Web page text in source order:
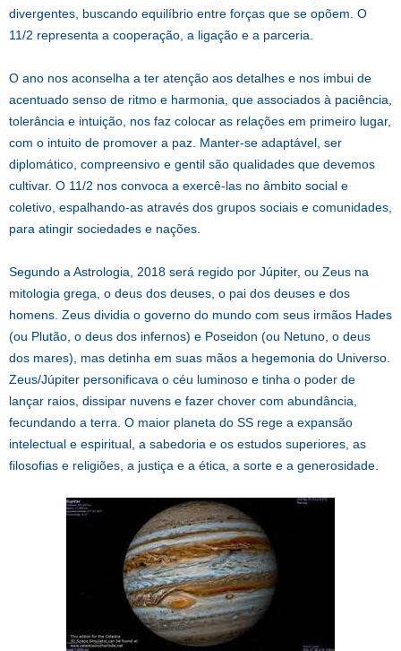
divergentes, buscando equilíbrio entre forças que se opõem. O
11/2 representa a cooperação, a ligação e a parceria.
O ano nos aconselha a ter atenção aos detalhes e nos imbui de
acentuado senso de ritmo e harmonia, que associados à paciência,
tolerância e intuição, nos faz colocar as relações em primeiro lugar,
com o intuito de promover a paz. Manter-se adaptável, ser
diplomático, compreensivo e gentil são qualidades que devemos
cultivar. O 11/2 nos convoca a exercê-las no âmbito social e
coletivo, espalhando-as através dos grupos sociais e comunidades,
para atingir sociedades e nações.
Segundo a Astrologia, 2018 será regido por Júpiter, ou Zeus na
mitologia grega, o deus dos deuses, o pai dos deuses e dos
homens. Zeus dividia o governo do mundo com seus irmãos Hades
(ou Plutão, o deus dos infernos) e Poseidon (ou Netuno, o deus
dos mares), mas detinha em suas mãos a hegemonia do Universo.
Zeus/Júpiter personificava o céu luminoso e tinha o poder de
lançar raios, dissipar nuvens e fazer chover com abundância,
fecundando a terra. O maior planeta do SS rege a expansão
intelectual e espiritual, a sabedoria e os estudos superiores, as
filosofias e religiões, a justiça e a ética, a sorte e a generosidade.